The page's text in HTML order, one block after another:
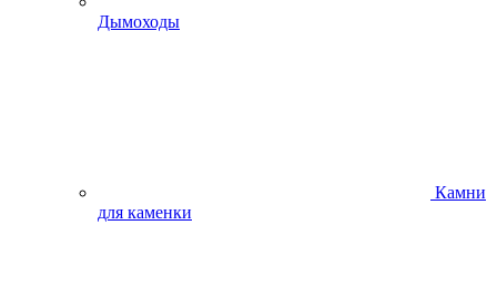
Дымоходы
Камни
для каменки